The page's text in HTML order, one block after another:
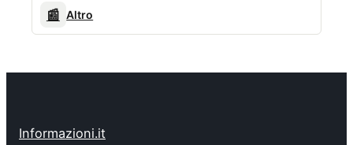
📰 Altro
Informazioni.it